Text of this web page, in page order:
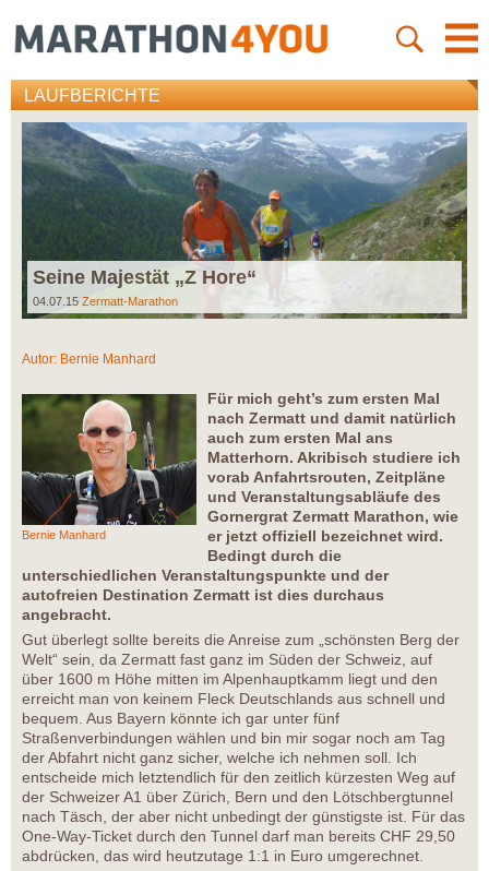
LAUFBERICHTE
Seine Majestät „Z Hore“
04.07.15 Zermatt-Marathon
Autor: Bernie Manhard
Bernie Manhard
Für mich geht’s zum ersten Mal
nach Zermatt und damit natürlich
auch zum ersten Mal ans
Matterhorn. Akribisch studiere ich
vorab Anfahrtsrouten, Zeitpläne
und Veranstaltungsabläufe des
Gornergrat Zermatt Marathon, wie
er jetzt offiziell bezeichnet wird.
Bedingt durch die
unterschiedlichen Veranstaltungspunkte und der
autofreien Destination Zermatt ist dies durchaus
angebracht.
Gut überlegt sollte bereits die Anreise zum „schönsten Berg der
Welt“ sein, da Zermatt fast ganz im Süden der Schweiz, auf
über 1600 m Höhe mitten im Alpenhauptkamm liegt und den
erreicht man von keinem Fleck Deutschlands aus schnell und
bequem. Aus Bayern könnte ich gar unter fünf
Straßenverbindungen wählen und bin mir sogar noch am Tag
der Abfahrt nicht ganz sicher, welche ich nehmen soll. Ich
entscheide mich letztendlich für den zeitlich kürzesten Weg auf
der Schweizer A1 über Zürich, Bern und den Lötschbergtunnel
nach Täsch, der aber nicht unbedingt der günstigste ist. Für das
One-Way-Ticket durch den Tunnel darf man bereits CHF 29,50
abdrücken, das wird heutzutage 1:1 in Euro umgerechnet.